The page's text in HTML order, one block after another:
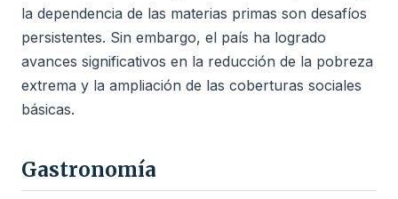
la dependencia de las materias primas son desafíos
persistentes. Sin embargo, el país ha logrado
avances significativos en la reducción de la pobreza
extrema y la ampliación de las coberturas sociales
básicas.
Gastronomía